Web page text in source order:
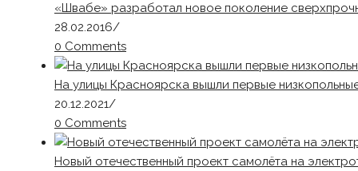
«Швабе» разработал новое поколение
28.02.2016/
0 Comments
На улицы Красноярска вышли первые
20.12.2021/
0 Comments
Новый отечественный проект самолёта на